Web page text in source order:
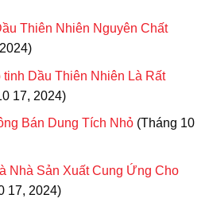
Thiên Nhiên Nguyên Chất
Dầu Thiên Nhiên Là Rất
17, 2024)
Bán Dung Tích Nhỏ (Tháng 10
Nhà Sản Xuất Cung Ứng Cho
17, 2024)